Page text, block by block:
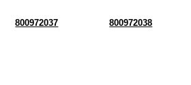
800972037 800972038